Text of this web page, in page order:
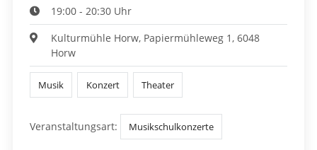
19:00 - 20:30 Uhr
Kulturmühle Horw, Papiermühleweg 1, 6048
Horw
Musik Konzert Theater
Veranstaltungsart: Musikschulkonzerte